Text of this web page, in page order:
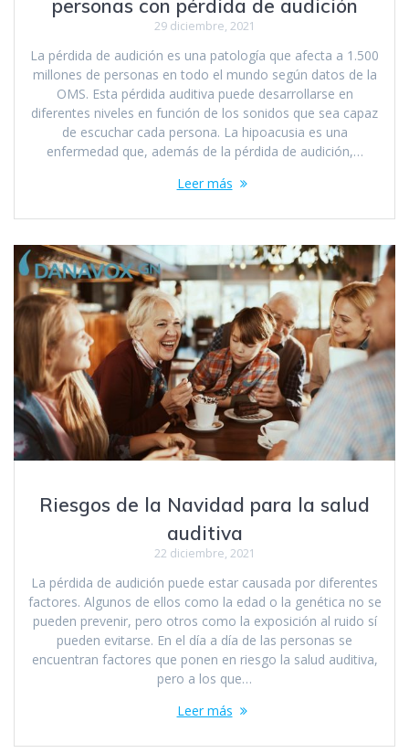
personas con pérdida de audición
29 diciembre, 2021
La pérdida de audición es una patología que afecta a 1.500
millones de personas en todo el mundo según datos de la
OMS. Esta pérdida auditiva puede desarrollarse en
diferentes niveles en función de los sonidos que sea capaz
de escuchar cada persona. La hipoacusia es una
enfermedad que, además de la pérdida de audición,…
Leer más
Riesgos de la Navidad para la salud
auditiva
22 diciembre, 2021
La pérdida de audición puede estar causada por diferentes
factores. Algunos de ellos como la edad o la genética no se
pueden prevenir, pero otros como la exposición al ruido sí
pueden evitarse. En el día a día de las personas se
encuentran factores que ponen en riesgo la salud auditiva,
pero a los que…
Leer más